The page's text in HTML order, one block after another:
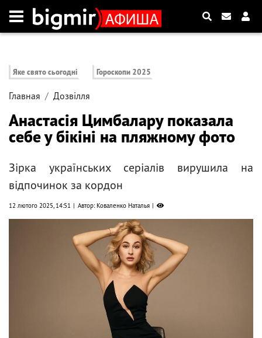
Яке свято сьогодні Гороскопи 2025
Главная Дозвілля
Анастасія Цимбалару показала
себе у бікіні на пляжному фото
Зірка українських серіалів вирушила на
відпочинок за кордон
12 лютого 2025, 14:51 Автор: Коваленко Наталья